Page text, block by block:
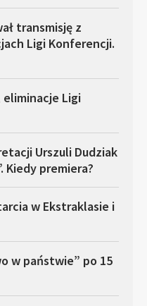
transmisję z
Ligi Konferencji.
eliminacje Ligi
Urszuli Dudziak
Kiedy premiera?
w Ekstraklasie i
w państwie” po 15